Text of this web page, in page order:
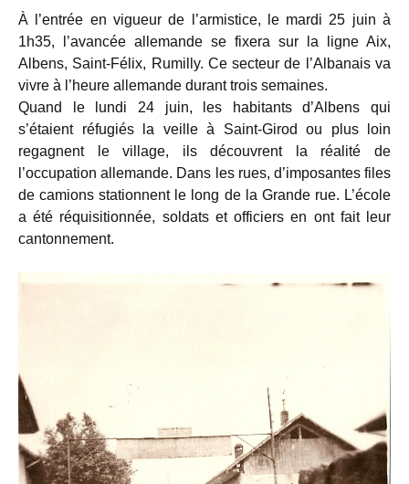
À l’entrée en vigueur de l’armistice, le mardi 25 juin à
1h35, l’avancée allemande se fixera sur la ligne Aix,
Albens, Saint-Félix, Rumilly. Ce secteur de l’Albanais va
vivre à l’heure allemande durant trois semaines.
Quand le lundi 24 juin, les habitants d’Albens qui
s’étaient réfugiés la veille à Saint-Girod ou plus loin
regagnent le village, ils découvrent la réalité de
l’occupation allemande. Dans les rues, d’imposantes files
de camions stationnent le long de la Grande rue. L’école
a été réquisitionnée, soldats et officiers en ont fait leur
cantonnement.